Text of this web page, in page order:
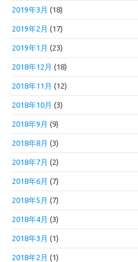
2019年3月 (18)
2019年2月 (17)
2019年1月 (23)
2018年12月 (18)
2018年11月 (12)
2018年10月 (3)
2018年9月 (9)
2018年8月 (3)
2018年7月 (2)
2018年6月 (7)
2018年5月 (7)
2018年4月 (3)
2018年3月 (1)
2018年2月 (1)